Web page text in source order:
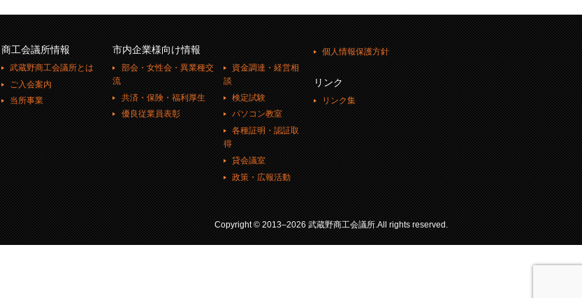
商工会議所情報
武蔵野商工会議所とは
ご入会案内
当所事業
市内企業様向け情報
部会・女性会・異業種交
流
共済・保険・福利厚生
優良従業員表彰
資金調達・経営相
談
検定試験
パソコン教室
各種証明・認証取
得
貸会議室
政策・広報活動
個人情報保護方針
リンク
リンク集
Copyright © 2013–2026 武蔵野商工会議所.All rights reserved.